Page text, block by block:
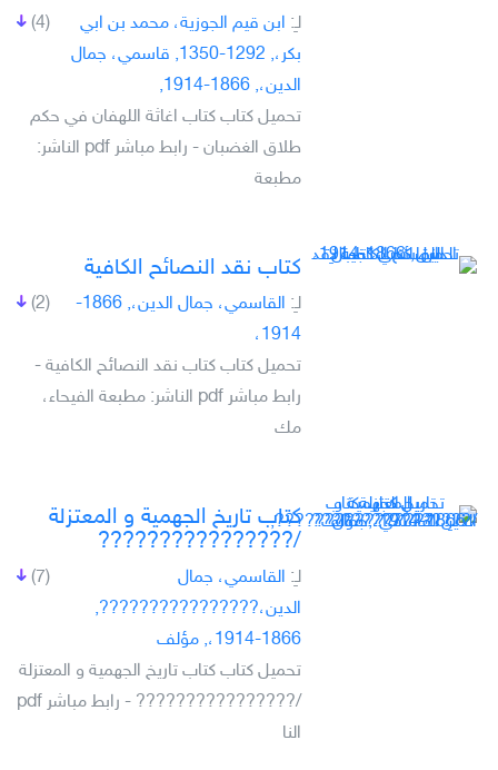
(4) لـِ: ابن قيم الجوزية، محمد بن ابي
بكر،, 1292-1350, قاسمي، جمال
الدين،, 1866-1914,
تحميل كتاب كتاب اغاثة اللهفان في حكم
طلاق الغضبان - رابط مباشر pdf الناشر:
مطبعة
كتاب نقد النصائح الكافية
(2) لـِ:
القاسمي، جمال الدين،, 1866-
1914،
تحميل كتاب كتاب نقد النصائح الكافية -
رابط مباشر pdf الناشر: مطبعة الفيحاء،
مك
كتاب تاريخ الجهمية و المعتزلة
/????????????????
(7) لـِ: القاسمي، جمال
الدين،????????????????,
1866-1914،, مؤلف
تحميل كتاب كتاب تاريخ الجهمية و المعتزلة
/???????????????? - رابط مباشر pdf
النا